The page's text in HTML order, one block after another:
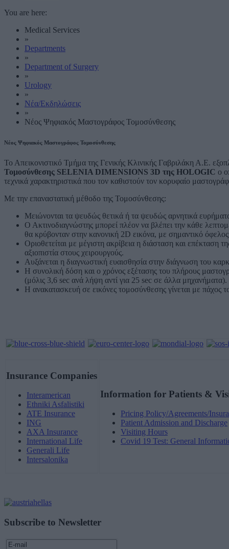
You are here:
Medical Services
»
Departments
»
Department of Surgery
»
Urology
»
Νέα/Εκδηλώσεις
»
Νέος Ψηφιακός Μαστογράφος Τομοσύνθεσης
Νέος Ψηφιακός Μαστογράφος Τομοσύνθεσης
Το Απεικονιστικό Τμήμα της Γενικής Κλινικής Γαβριλάκη Α.Ε.
Τομοσύνθεσης SELENIA DIMENSIONS 3D της HOLOGIC ο
τεχνικά χαρακτηριστικά που τον καθιστούν τον κορυφαίο
Με την επαναστατική μέθοδο της Τομοσύνθεσης:
Μειώνονται τα ψευδώς θετικά ή τα ψευδώς αρνητικά
Ο Ακτινοδιαγνώστης μπορεί πλέον να βλέπει την κάθε
θα κρύβονταν στην κανονική 2D εικόνα, με σημαντικό
Οριοθετείται με μέγιστη ακρίβεια η διάσταση και επέκταση
αξιοπιστία στους χειρουργούς.
Αυξάνεται η διαγνωστική ευαισθησία στην διάγνωση του
Η συνολική δόση και ο χρόνος εξέτασης του πλήρους
(μόλις 3,6 sec ανά λήψη αντί για 25 sec σε άλλα μηχανήματα).
Η ανακατασκευή σε εικόνες τομοσύνθεσης γίνεται με πάχος
Insurance Companies
Interamerican
Ethniki Asfalistiki
ATE Insurance
ING
AXA Insurance
International Life
Generali Life
Intersalonika
Information for Patients &
Pricing Policy/Agreements/
Patient Admission and Discharge
Visiting Hours
Covid 19 Test: General
Subscribe to Newsletter